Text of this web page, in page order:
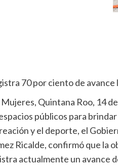
70 por ciento de
Mujeres, Quintana Roo, 14
públicos para
y el deporte, el
Ricalde, confirmó que la
actualmente un avance